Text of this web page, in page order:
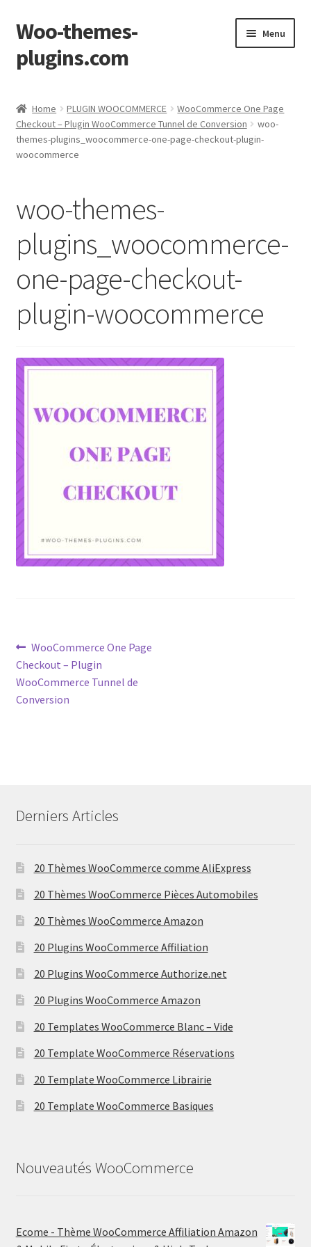
Skip
to
navigation
Skip
to
content
Woo-themes-
plugins.com
Menu
Home PLUGIN WOOCOMMERCE
WooCommerce One Page
Checkout – Plugin WooCommerce Tunnel de Conversion
woo-
themes-plugins_woocommerce-one-page-checkout-plugin-
woocommerce
woo-themes-
plugins_woocommerce-
one-page-checkout-
plugin-woocommerce
Post
navigation
Previous
post:
WooCommerce One Page
Checkout – Plugin
WooCommerce Tunnel de
Conversion
Derniers Articles
20 Thèmes WooCommerce comme AliExpress
20 Thèmes WooCommerce Pièces Automobiles
20 Thèmes WooCommerce Amazon
20 Plugins WooCommerce Affiliation
20 Plugins WooCommerce Authorize.net
20 Plugins WooCommerce Amazon
20 Templates WooCommerce Blanc – Vide
20 Template WooCommerce Réservations
20 Template WooCommerce Librairie
20 Template WooCommerce Basiques
Nouveautés WooCommerce
Ecome - Thème WooCommerce Affiliation Amazon